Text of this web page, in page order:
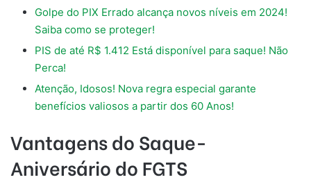
Golpe do PIX Errado alcança novos níveis em 2024!
Saiba como se proteger!
PIS de até R$ 1.412 Está disponível para saque! Não
Perca!
Atenção, Idosos! Nova regra especial garante
benefícios valiosos a partir dos 60 Anos!
Vantagens do Saque-
Aniversário do FGTS